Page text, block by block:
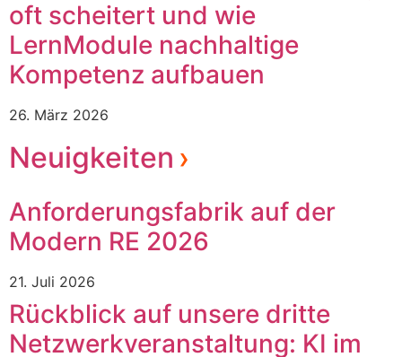
oft scheitert und wie
LernModule nachhaltige
Kompetenz aufbauen
26. März 2026
Neuigkeiten
Anforderungsfabrik auf der
Modern RE 2026
21. Juli 2026
Rückblick auf unsere dritte
Netzwerkveranstaltung: KI im